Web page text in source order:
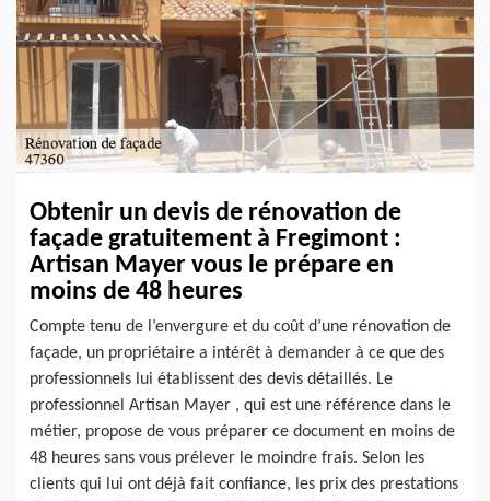
Obtenir un devis de rénovation de
façade gratuitement à Fregimont :
Artisan Mayer vous le prépare en
moins de 48 heures
Compte tenu de l’envergure et du coût d’une rénovation de
façade, un propriétaire a intérêt à demander à ce que des
professionnels lui établissent des devis détaillés. Le
professionnel Artisan Mayer , qui est une référence dans le
métier, propose de vous préparer ce document en moins de
48 heures sans vous prélever le moindre frais. Selon les
clients qui lui ont déjà fait confiance, les prix des prestations